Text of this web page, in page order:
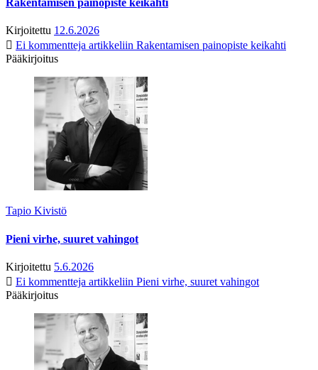
Rakentamisen painopiste keikahti
Kirjoitettu 12.6.2026
Ei kommentteja artikkeliin Rakentamisen painopiste keikahti
Pääkirjoitus
Tapio Kivistö
Pieni virhe, suuret vahingot
Kirjoitettu 5.6.2026
Ei kommentteja artikkeliin Pieni virhe, suuret vahingot
Pääkirjoitus